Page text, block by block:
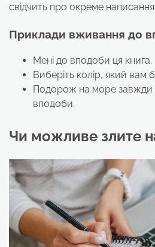
свідчить про окреме написання.
Приклади вживання до
Мені до вподоби ця книга.
Виберіть колір, який вам
Подорож на море завжди
вподоби.
Чи можливе злите